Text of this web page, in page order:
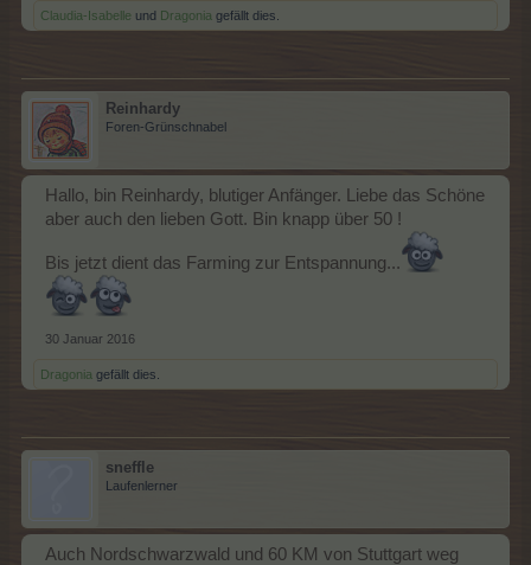
Claudia-Isabelle und Dragonia gefällt dies.
Reinhardy
Foren-Grünschnabel
Hallo, bin Reinhardy, blutiger Anfänger. Liebe das Schöne
aber auch den lieben Gott. Bin knapp über 50 !
Bis jetzt dient das Farming zur Entspannung...
30 Januar 2016
Dragonia gefällt dies.
sneffle
Laufenlerner
Auch Nordschwarzwald und 60 KM von Stuttgart weg